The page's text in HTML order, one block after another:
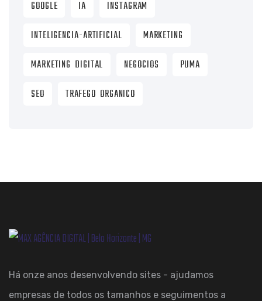
GOOGLE
IA
INSTAGRAM
INTELIGENCIA-ARTIFICIAL
MARKETING
MARKETING DIGITAL
NEGOCIOS
PUMA
SEO
TRAFEGO ORGANICO
Há onze anos desenvolvendo sites - ajudamos
empresas de todos os tamanhos e seguimentos a